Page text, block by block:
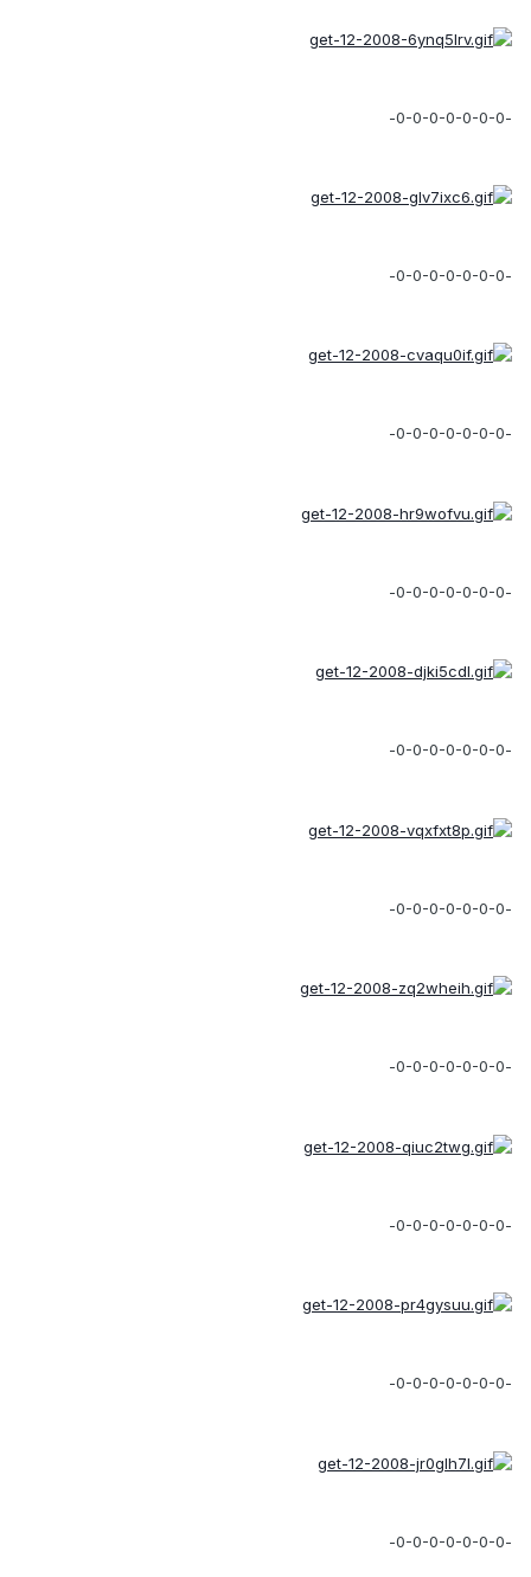
-0-0-0-0-0-0-0-
-0-0-0-0-0-0-0-
-0-0-0-0-0-0-0-
-0-0-0-0-0-0-0-
-0-0-0-0-0-0-0-
-0-0-0-0-0-0-0-
-0-0-0-0-0-0-0-
-0-0-0-0-0-0-0-
-0-0-0-0-0-0-0-
-0-0-0-0-0-0-0-